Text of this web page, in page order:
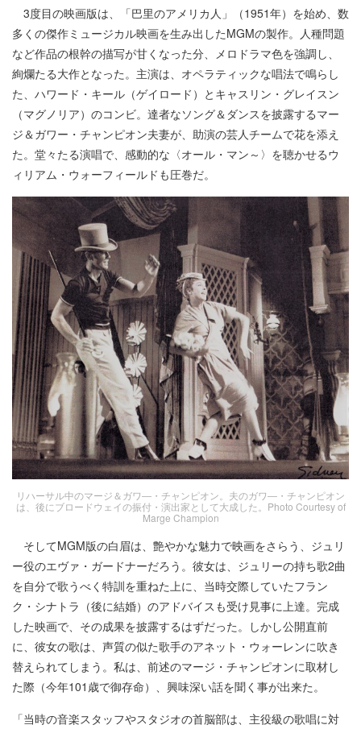
3度目の映画版は、「巴里のアメリカ人」（1951年）を始め、数
多くの傑作ミュージカル映画を生み出したMGMの製作。人種問題
など作品の根幹の描写が甘くなった分、メロドラマ色を強調し、
絢爛たる大作となった。主演は、オペラティックな唱法で鳴らし
た、ハワード・キール（ゲイロード）とキャスリン・グレイスン
（マグノリア）のコンビ。達者なソング＆ダンスを披露するマー
ジ＆ガワー・チャンピオン夫妻が、助演の芸人チームで花を添え
た。堂々たる演唱で、感動的な〈オール・マン～〉を聴かせるウ
ィリアム・ウォーフィールドも圧巻だ。
リハーサル中のマージ＆ガワ―・チャンピオン。夫のガワ―・チャンピオン
は、後にブロードウェイの振付・演出家として大成した。Photo Courtesy of
Marge Champion
そしてMGM版の白眉は、艶やかな魅力で映画をさらう、ジュリ
ー役のエヴァ・ガードナーだろう。彼女は、ジュリーの持ち歌2曲
を自分で歌うべく特訓を重ねた上に、当時交際していたフラン
ク・シナトラ（後に結婚）のアドバイスも受け見事に上達。完成
した映画で、その成果を披露するはずだった。しかし公開直前
に、彼女の歌は、声質の似た歌手のアネット・ウォーレンに吹き
替えられてしまう。私は、前述のマージ・チャンピオンに取材し
た際（今年101歳で御存命）、興味深い話を聞く事が出来た。
「当時の音楽スタッフやスタジオの首脳部は、主役級の歌唱に対